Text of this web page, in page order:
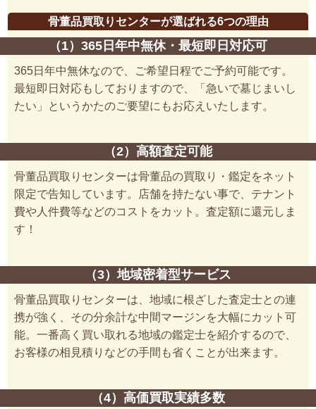
骨董品買取りセンターが選ばれる6つの理由
（1）365日年中無休・最短即日対応可
365日年中無休なので、ご希望日程でご予約可能です。
最短即日対応もしておりますので、「急いで墓じまいし
たい」というかたのご要望にもお応えいたします。
（2）高額査定可能
骨董品買取りセンターは骨董品の買取り・鑑定をネット
限定で告知しています。店舗を持たない事で、テナント
費や人件費等などのコストをカット。査定額に還元しま
す！
（3）地域密着型サービス
骨董品買取りセンターは、地域に根ざした査定士との連
携が強く、その分余計な中間マージンを大幅にカット可
能。一番高く買い取れる地域の鑑定士を紹介するので、
お客様の相見積りなどの手間も省くことが出来ます。
（4）高価買取実績多数